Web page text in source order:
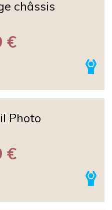
châssis
€
Photo
€